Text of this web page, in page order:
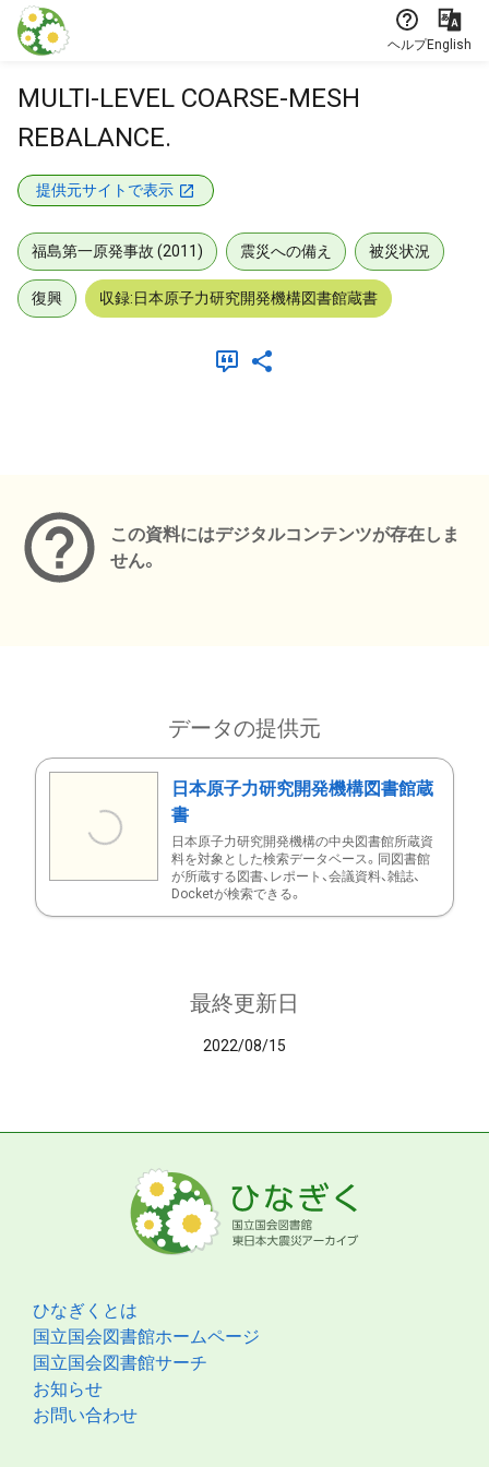
本文に飛ぶ
ヘルプEnglish
MULTI-LEVEL COARSE-MESH
REBALANCE.
提供元サイトで表示
福島第一原発事故 (2011) 震災への備え 被災状況
復興 収録:日本原子力研究開発機構図書館蔵書
この資料にはデジタルコンテンツが存在しま
せん。
データの提供元
日本原子力研究開発機構図書館蔵
書
日本原子力研究開発機構の中央図書館所蔵資
料を対象とした検索データベース。同図書館
が所蔵する図書、レポート、会議資料、雑誌、
Docketが検索できる。
最終更新日
2022/08/15
ひなぎくとは
国立国会図書館ホームページ
国立国会図書館サーチ
お知らせ
お問い合わせ